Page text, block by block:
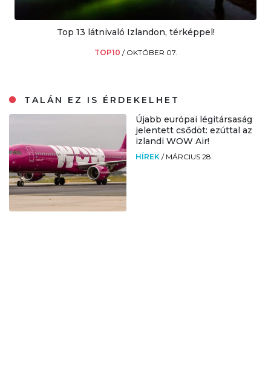
Top 13 látnivaló Izlandon, térképpel!
TOP10 / OKTÓBER 07.
TALÁN EZ IS ÉRDEKELHET
Újabb európai légitársaság
jelentett csődöt: ezúttal az
izlandi WOW Air!
HÍREK / MÁRCIUS 28.